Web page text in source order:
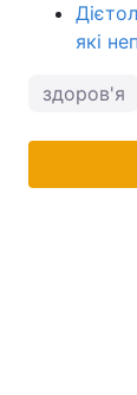
які
здоров'я